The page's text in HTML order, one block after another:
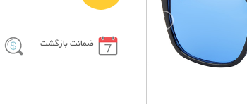
ضمانت بازگشت